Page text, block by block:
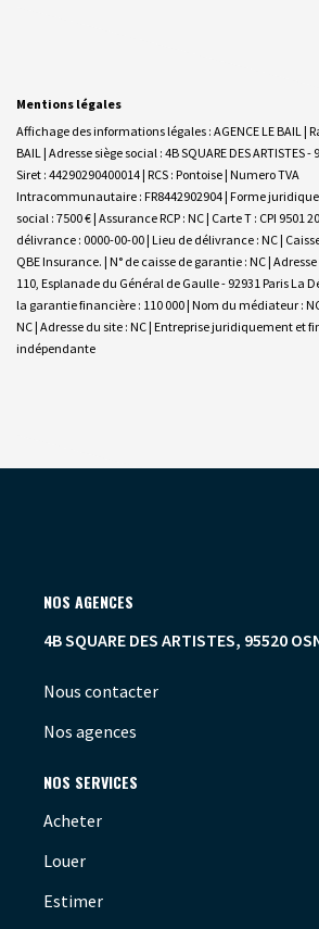
Mentions légales
Affichage des informations légales : AGENCE LE BAIL |
BAIL | Adresse siège social : 4B SQUARE DES ARTISTES -
Siret : 44290290400014 | RCS : Pontoise | Numero TVA
Intracommunautaire : FR8442902904 | Forme juridique
social : 7500 € | Assurance RCP : NC | Carte T : CPI 9501
délivrance : 0000-00-00 | Lieu de délivrance : NC |
QBE Insurance. | N° de caisse de garantie : NC |
110, Esplanade du Général de Gaulle - 92931 Paris La
la garantie financière : 110 000 | Nom du médiateur :
NC | Adresse du site : NC | Entreprise juridiquement et
indépendante
NOS AGENCES
4B SQUARE DES ARTISTES, 95520
Nous contacter
Nos agences
NOS SERVICES
Acheter
Louer
Estimer